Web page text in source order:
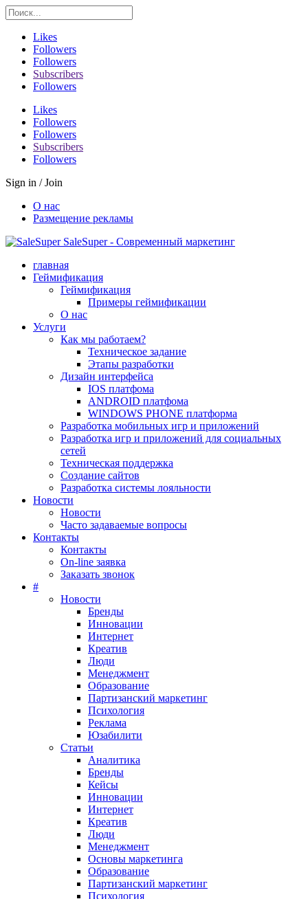
Likes
Followers
Followers
Subscribers
Followers
Likes
Followers
Followers
Subscribers
Followers
Sign in / Join
О нас
Размещение рекламы
SaleSuper - Современный маркетинг
главная
Геймификация
Геймификация
Примеры геймификации
О нас
Услуги
Как мы работаем?
Техническое задание
Этапы разработки
Дизайн интерфейса
IOS платфома
ANDROID платфома
WINDOWS PHONE платформа
Разработка мобильных игр и приложений
Разработка игр и приложений для социальных
сетей
Техническая поддержка
Создание сайтов
Разработка системы лояльности
Новости
Новости
Часто задаваемые вопросы
Контакты
Контакты
On-line заявка
Заказать звонок
#
Новости
Бренды
Инновации
Интернет
Креатив
Люди
Менеджмент
Образование
Партизанский маркетинг
Психология
Реклама
Юзабилити
Статьи
Аналитика
Бренды
Кейсы
Инновации
Интернет
Креатив
Люди
Менеджмент
Основы маркетинга
Образование
Партизанский маркетинг
Психология